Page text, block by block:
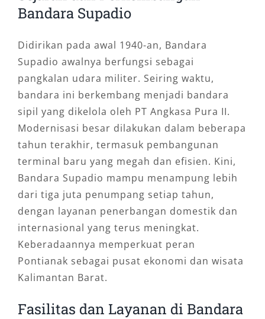
Bandara Supadio
Didirikan pada awal 1940-an, Bandara
Supadio awalnya berfungsi sebagai
pangkalan udara militer. Seiring waktu,
bandara ini berkembang menjadi bandara
sipil yang dikelola oleh PT Angkasa Pura II.
Modernisasi besar dilakukan dalam beberapa
tahun terakhir, termasuk pembangunan
terminal baru yang megah dan efisien. Kini,
Bandara Supadio mampu menampung lebih
dari tiga juta penumpang setiap tahun,
dengan layanan penerbangan domestik dan
internasional yang terus meningkat.
Keberadaannya memperkuat peran
Pontianak sebagai pusat ekonomi dan wisata
Kalimantan Barat.
Fasilitas dan Layanan di Bandara